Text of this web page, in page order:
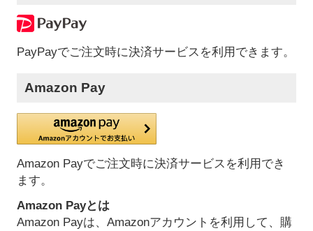
PayPayでご注文時に決済サービスを利用できます。
Amazon Pay
Amazon Payでご注文時に決済サービスを利用でき
ます。
Amazon Payとは
Amazon Payは、Amazonアカウントを利用して、購